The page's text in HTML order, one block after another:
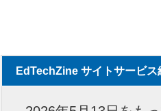
EdTechZine サイトサービス